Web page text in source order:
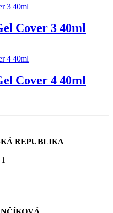
Cover 3 40ml
Cover 4 40ml
REPUBLIKA